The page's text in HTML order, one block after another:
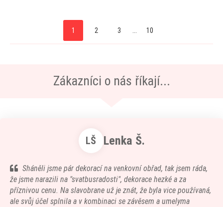
1 2 3 10
Zákazníci o nás říkají...
LŠ Lenka Š.
Sháněli jsme pár dekorací na venkovní obřad, tak jsem ráda,
že jsme narazili na "svatbusradosti", dekorace hezké a za
příznivou cenu. Na slavobrane už je znát, že byla vice používaná,
ale svůj účel splnila a v kombinaci se závěsem a umelyma